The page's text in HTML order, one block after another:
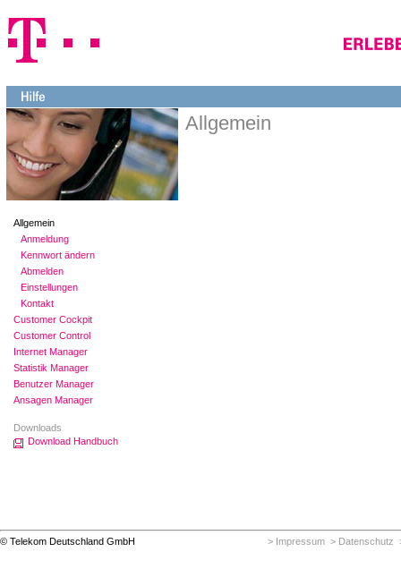
Allgemein
Anmeldung
Kennwort ändern
Abmelden
Einstellungen
Kontakt
Customer Cockpit
Customer Control
Internet Manager
Statistik Manager
Benutzer Manager
Ansagen Manager
Downloads
Download Handbuch
Allgemein
© Telekom Deutschland GmbH > Impressum > Datenschutz